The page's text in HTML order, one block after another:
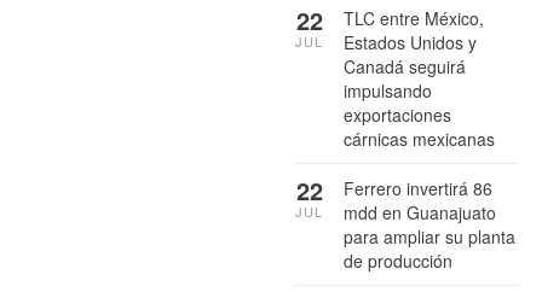
TLC entre México,
Estados Unidos y
Canadá seguirá
impulsando
exportaciones
cárnicas mexicanas
22
JUL
Ferrero invertirá 86
mdd en Guanajuato
para ampliar su planta
de producción
22
JUL